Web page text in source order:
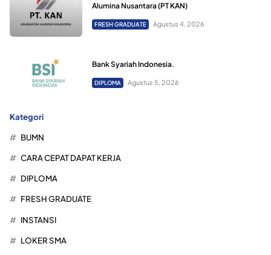
Alumina Nusantara (PT KAN)
FRESH GRADUATE Agustus 4, 2026
Bank Syariah Indonesia.
DIPLOMA Agustus 5, 2026
Kategori
BUMN
CARA CEPAT DAPAT KERJA
DIPLOMA
FRESH GRADUATE
INSTANSI
LOKER SMA